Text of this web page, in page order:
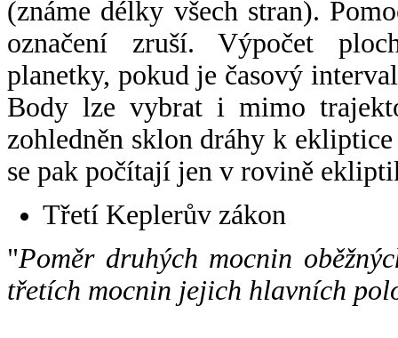
(známe délky všech stran).
označení zruší. Výpočet
planetky, pokud je časový
Body lze vybrat i mimo
zohledněn sklon dráhy k
se pak počítají jen v rovině
Třetí Keplerův zákon
"Poměr druhých mocnin
třetích mocnin jejich hlavních